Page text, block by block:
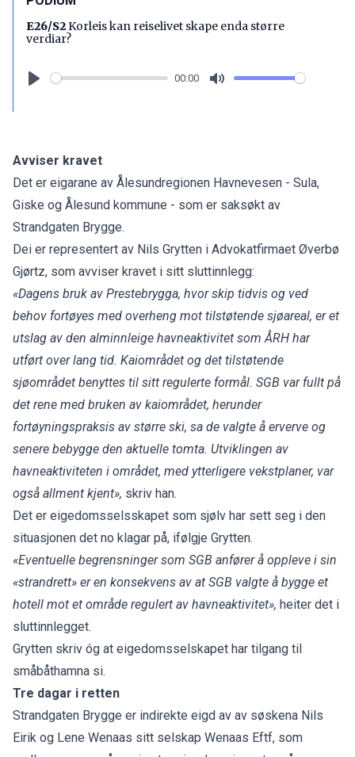
E26/S2Korleis kan reiselivet skape enda større
verdiar?
00:00
Avviser kravet
Det er eigarane av Ålesundregionen Havnevesen - Sula,
Giske og Ålesund kommune - som er saksøkt av
Strandgaten Brygge.
Dei er representert av Nils Grytten i Advokatfirmaet Øverbø
Gjørtz, som avviser kravet i sitt sluttinnlegg:
«Dagens bruk av Prestebrygga, hvor skip tidvis og ved
behov fortøyes med overheng mot tilstøtende sjøareal, er et
utslag av den alminnleige havneaktivitet som ÅRH har
utført over lang tid. Kaiområdet og det tilstøtende
sjøområdet benyttes til sitt regulerte formål. SGB var fullt på
det rene med bruken av kaiområdet, herunder
fortøyningspraksis av større ski, sa de valgte å erverve og
senere bebygge den aktuelle tomta. Utviklingen av
havneaktiviteten i området, med ytterligere vekstplaner, var
også allment kjent», skriv han.
Det er eigedomsselsskapet som sjølv har sett seg i den
situasjonen det no klagar på, ifølgje Grytten.
«Eventuelle begrensninger som SGB anfører å oppleve i sin
«strandrett» er en konsekvens av at SGB valgte å bygge et
hotell mot et område regulert av havneaktivitet», heiter det i
sluttinnlegget.
Grytten skriv óg at eigedomsselskapet har tilgang til
småbåthamna si.
Tre dagar i retten
Strandgaten Brygge er indirekte eigd av av søskena Nils
Eirik og Lene Wenaas sitt selskap Wenaas Eftf, som